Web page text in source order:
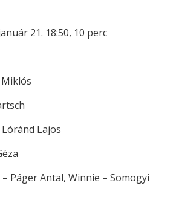
21. 18:50, 10 perc
Lajos
Páger Antal, Winnie – Somogyi